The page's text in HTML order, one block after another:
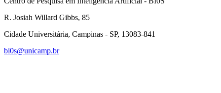
R. Josiah Willard Gibbs, 85
Cidade Universitária, Campinas - SP, 13083-841
bi0s@unicamp.br